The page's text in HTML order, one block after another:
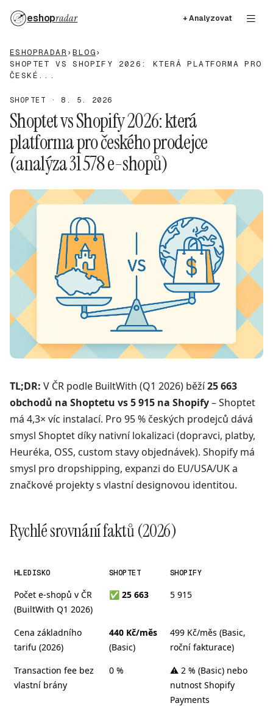
eshopradar + Analyzovat
ESHOPRADAR ›BLOG›
SHOPTET VS SHOPIFY 2026: KTERÁ PLATFORMA PRO
ČESKÉ...
SHOPTET · 8. 5. 2026
Shoptet vs Shopify 2026: která
platforma pro českého prodejce
(analýza 31 578 e-shopů)
TL;DR: V ČR podle BuiltWith (Q1 2026) běží25 663
obchodů na Shoptetu vs 5 915 na Shopify– Shoptet
má 4,3× víc instalací. Pro 95 % českých prodejců dává
smysl Shoptet díky nativní lokalizaci (dopravci, platby,
Heuréka, OSS, custom stavy objednávek). Shopify má
smysl pro dropshipping, expanzi do EU/USA/UK a
značkové projekty s vlastní designovou identitou.
Rychlé srovnání faktů (2026)
HLEDISKO SHOPTET SHOPIFY
Počet e-shopů v ČR
(BuiltWith Q1 2026)
✅ 25 663 5 915
Cena základního
tarifu (2026)
440 Kč/měs
(Basic)
499 Kč/měs (Basic,
roční fakturace)
Transaction fee bez
vlastní brány
0 %
⚠️ 2 % (Basic) nebo
nutnost Shopify
Payments